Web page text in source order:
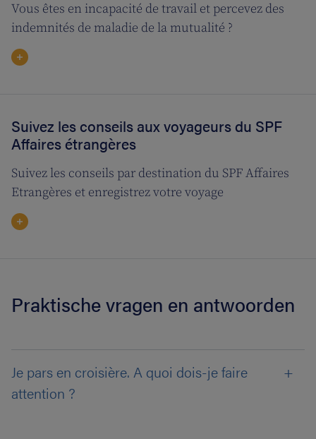
Vous êtes en incapacité de travail et percevez des
indemnités de maladie de la mutualité ?
Suivez les conseils aux voyageurs du SPF
Affaires étrangères
Suivez les conseils par destination du SPF Affaires
Etrangères et enregistrez votre voyage
Praktische vragen en antwoorden
Je pars en croisière. A quoi dois-je faire
attention ?